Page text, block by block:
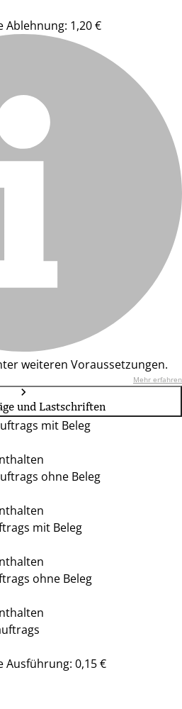
Ablehnung: 1,20 €
weiteren Voraussetzungen.
Mehr erfahren
und Lastschriften
mit Beleg
ohne Beleg
mit Beleg
ohne Beleg
Ausführung: 0,15 €